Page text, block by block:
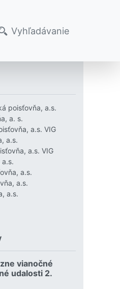
Vyhľadávanie
poisťovňa, a.s.
a. s.
a.s. VIG
a.s.
a.s. VIG
a.s.
a.s.
a.s.
a.s.
vianočné
udalosti 2.
| | redakcia